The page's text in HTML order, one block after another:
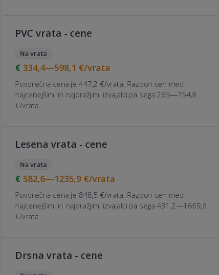
PVC vrata - cene
Na vrata
334,4—598,1 €/vrata
Povprečna cena je 447,2 €/vrata. Razpon cen med
najcenejšimi in najdražjimi izvajalci pa sega 265—754,8
€/vrata.
Lesena vrata - cene
Na vrata
582,6—1235,9 €/vrata
Povprečna cena je 848,5 €/vrata. Razpon cen med
najcenejšimi in najdražjimi izvajalci pa sega 431,2—1669,6
€/vrata.
Drsna vrata - cene